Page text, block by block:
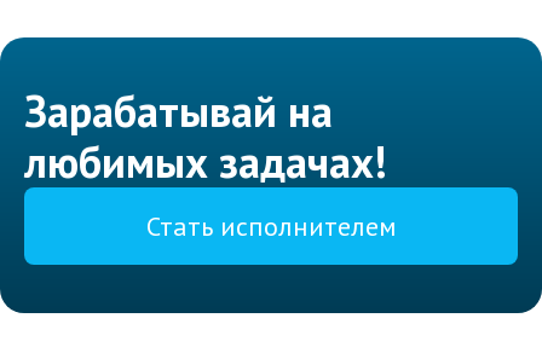
Зарабатывай на
любимых задачах!
Стать исполнителем